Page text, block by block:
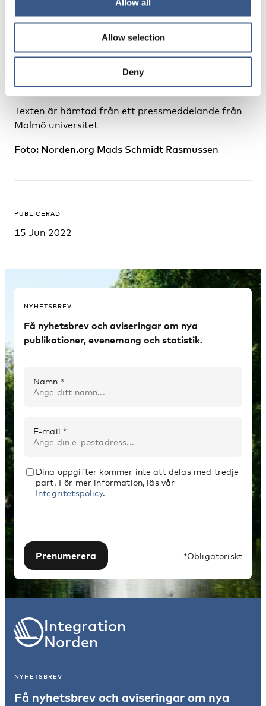
Allow all
Allow selection
Deny
gäller till exempel arbetslöshet och
segregationsmönster kan se olika ut, säger Sayaka
Osanami Törngren.
Relaterade länkar
Mer fakta och slutrapporterna
Texten är hämtad från ett pressmeddelande från
Malmö universitet
Foto: Norden.org Mads Schmidt Rasmussen
PUBLICERAD
15 Jun 2022
NYHETSBREV
Få nyhetsbrev och aviseringar om nya
publikationer, evenemang och statistik.
Namn *
E-mail *
Dina uppgifter kommer inte att delas med tredje
part. För mer information, läs vår
Integritetspolicy.
Prenumerera *Obligatoriskt
Integration
Norden
NYHETSBREV
Få nyhetsbrev och aviseringar om nya